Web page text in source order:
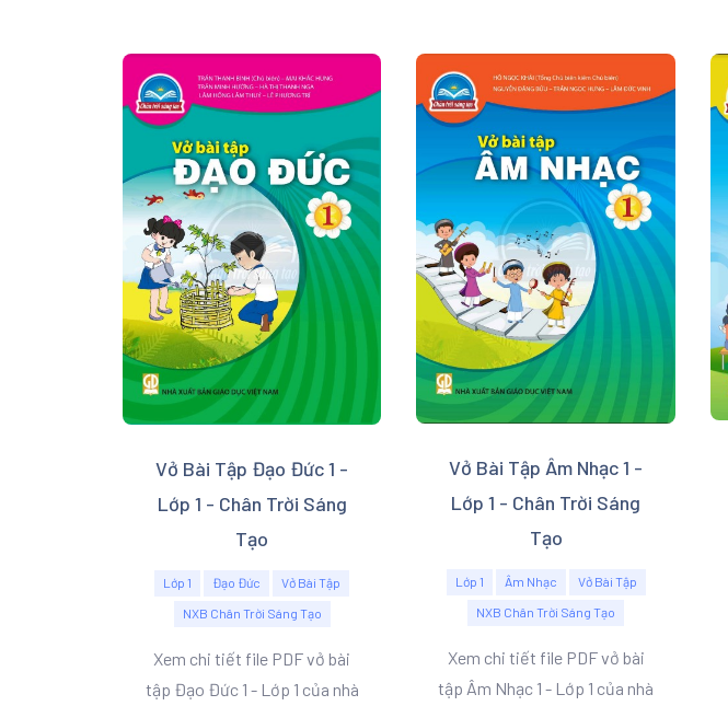
Vở Bài Tập Đạo Đức 1 -
Lớp 1 - Chân Trời Sáng
Tạo
Lớp 1 Đạo Đức
Vở Bài Tập
NXB Chân Trời Sáng Tạo
Xem chi tiết file PDF vở bài
tập Đạo Đức 1 - Lớp 1 của nhà
Vở Bài Tập Âm Nhạc 1 -
Lớp 1 - Chân Trời Sáng
Tạo
Lớp 1 Âm Nhạc
Vở Bài Tập
NXB Chân Trời Sáng Tạo
Xem chi tiết file PDF vở bài
tập Âm Nhạc 1 - Lớp 1 của nhà